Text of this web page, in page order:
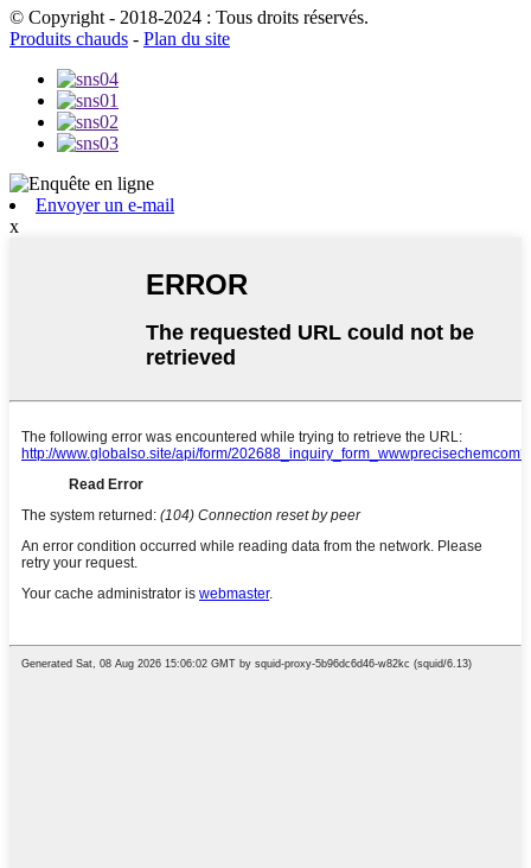
© Copyright - 2018-2024 : Tous droits réservés.
Produits chauds - Plan du site
Envoyer un e-mail
x